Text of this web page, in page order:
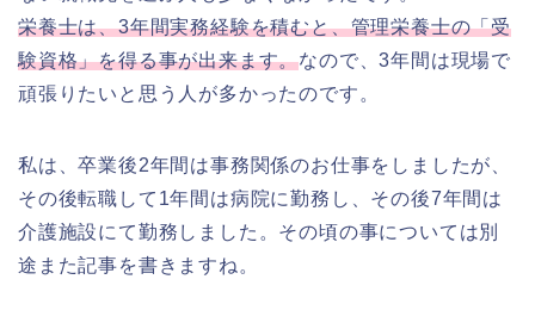
栄養士は、3年間実務経験を積むと、管理栄養士の「受
験資格」を得る事が出来ます。なので、3年間は現場で
頑張りたいと思う人が多かったのです。
私は、卒業後2年間は事務関係のお仕事をしましたが、
その後転職して1年間は病院に勤務し、その後7年間は
介護施設にて勤務しました。その頃の事については別
途また記事を書きますね。